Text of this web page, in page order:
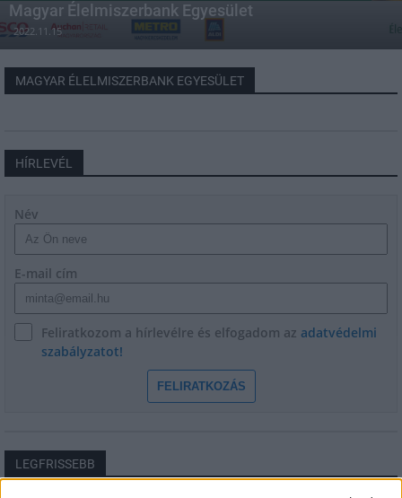
Magyar Élelmiszerbank Egyesület
2022.11.15
MAGYAR ÉLELMISZERBANK EGYESÜLET
HÍRLEVÉL
Név
E-mail cím
Feliratkozom a hírlevélre és elfogadom az adatvédelmi
szabályzatot!
FELIRATKOZÁS
LEGFRISSEBB